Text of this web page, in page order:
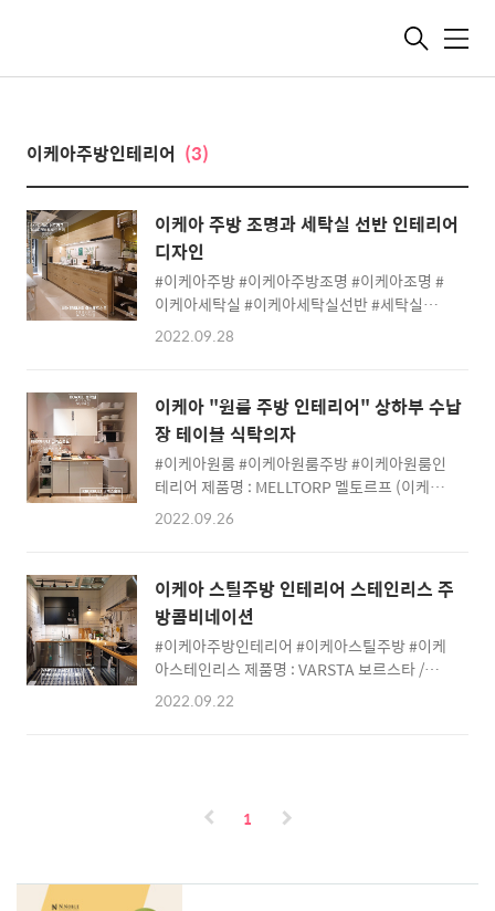
메
이케아주방인테리어 (3)
이케아 주방 조명과 세탁실 선반 인테리어
디자인
#이케아주방 #이케아주방조명 #이케아조명 #
이케아세탁실 #이케아세탁실선반 #세탁실선반
제품명 : SKYDRAG 쉬드라그 / TRADFRI 트로
개당 19,900원, 푀르님마 연결코드 2m 1개
5,000원, 트로드프리 무선컨트롤드라이버 30w
1개 30,000원 총 104,600원 제품번호
:604.396.01 특징 : led등 백열등보다 에너지
소비량이 최대 85%가 낮고 수명은 20배나 깁
니다. 밝기 조절가능 제품명 :ASKERSUND 아
(해당 이미지 처럼 구성할 경우) 제품번호 : 주방
가이드 참조 ..
2022.09.28
이케아 "원룸 주방 인테리어" 상하부 수납
장 테이블 식탁의자
#이케아원룸 #이케아원룸주방 #이케아원룸인
테리어 제품명 : MELLTORP 멜토르프 (이케아
4인용 테이블 ) 제품번호 : 792.463.77 컬러 :
MELLTORP 멜토르프 테이블, 화이트, 75x75
cm - IKEA MELLTORP 멜토르프 테이블, 화이
트, 75x75 cm. 미니멀한 인테리어로 꾸민 집이
나 튼튼하고 강인한 가구를 원하는 가족에게 안
성맞춤인 테이블이에요. 주방이나 다이닝룸에
사용하기에 좋으며, 깔끔 www.ikea.com 제품
2022.09.26
이케아 스틸주방 인테리어 스테인리스 주
방콤비네이션
#이케아주방인테리어 #이케아스틸주방 #이케
아스테인리스 제품명 : VARSTA 보르스타 /
KUNGSBACKA 쿵스바카 (이케아 주방 스틸 인
션 레일 + 선반, (이케아 스텐리스 레일 선반) 제
품번호 : 서스펜션 레일5개 + 선반 4개 컬러 : 스
4인용 소파 #이케아4인용소파 #이케아라탄의
2022.09.22
1